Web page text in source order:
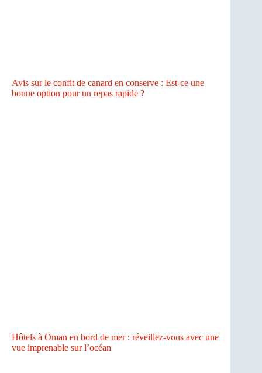
Avis sur le confit de canard en conserve : Est-ce une
bonne option pour un repas rapide ?
Hôtels à Oman en bord de mer : réveillez-vous avec une
vue imprenable sur l’océan